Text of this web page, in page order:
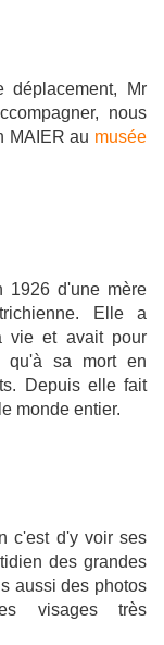
déplacement, Mr
nous
MAIER au musée
1926 d'une mère
Elle a
vie et avait pour
qu'à sa mort en
Depuis elle fait
monde entier.
c'est d'y voir ses
des grandes
aussi des photos
visages très